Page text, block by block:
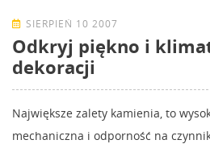
SIERPIEŃ 10 2007
Odkryj piękno i
dekoracji
Największe zalety kamienia, to
mechaniczna i odporność na